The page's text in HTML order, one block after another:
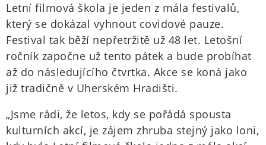
Letní filmová škola je jeden z mála festivalů,
který se dokázal vyhnout covidové pauze.
Festival tak běží nepřetržitě už 48 let. Letošní
ročník započne už tento pátek a bude probíhat
až do následujícího čtvrtka. Akce se koná jako
již tradičně v Uherském Hradišti.
„Jsme rádi, že letos, kdy se pořádá spousta
kulturních akcí, je zájem zhruba stejný jako loni,